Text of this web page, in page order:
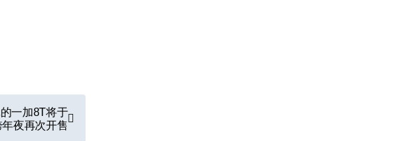
一加8T将于
年夜再次开售